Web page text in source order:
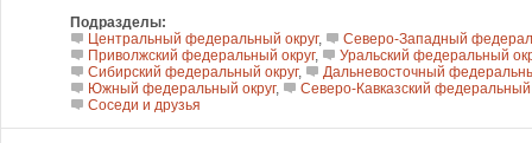
Подразделы:
Центральный федеральный округ,
Северо-Западный
Приволжский федеральный округ,
Уральский федеральный
Сибирский федеральный округ,
Дальневосточный
Южный федеральный округ,
Северо-Кавказский федеральный
Соседи и друзья